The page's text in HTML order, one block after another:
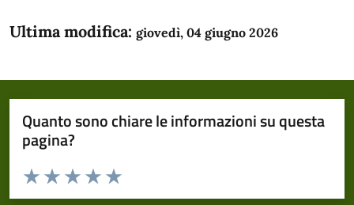
Ultima modifica: giovedì, 04 giugno 2026
Quanto sono chiare le informazioni su questa
pagina?
Domanda
Valuta da 1 a 5 stelle la pagina
Valuta 5 stelle su 5
Valuta 4 stelle su 5
Valuta 3 stelle su 5
Valuta 2 stelle su 5
Valuta 1 stelle su 5